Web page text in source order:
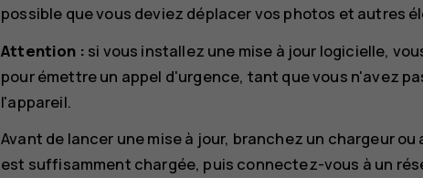
possible que vous deviez déplacer vos photos et autres
Attention : si vous installez une mise à jour logicielle,
pour émettre un appel d'urgence, tant que vous n'avez
l'appareil.
Avant de lancer une mise à jour, branchez un chargeur
est suffisamment chargée, puis connectez-vous à un